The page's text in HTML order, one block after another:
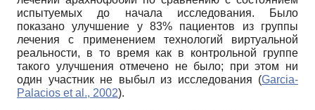
испытуемых до начала исследования. Было
показано улучшение у 83% пациентов из группы
лечения с применением технологий виртуальной
реальности, в то время как в контрольной группе
такого улучшения отмечено не было; при этом ни
один участник не выбыл из исследования (Garcia-
Palacios et al., 2002).